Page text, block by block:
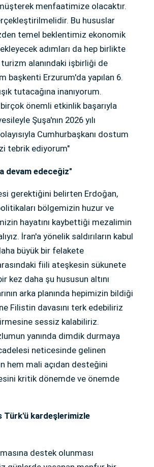
menfaatimize olacaktır.
Bu hususlar
temel beklentimiz ekonomik
adımları da hep birlikte
turizm alanındaki işbirliği de
başkenti Erzurum'da yapılan 6.
tutacağına inanıyorum.
önemli etkinlik başarıyla
Şuşa'nın 2026 yılı
Cumhurbaşkanı dostum
tebrik ediyorum"
devam edeceğiz"
gerektiğini belirten Erdoğan,
bölgemizin huzur ve
hayatını kaybettiği mezalimin
İran'a yönelik saldırıların kabul
büyük bir felakete
fiili ateşkesin sükunete
daha şu hususun altını
arka planında hepimizin bildiği
Filistin davasını terk edebiliriz
sessiz kalabiliriz.
yanında dimdik durmaya
neticesinde gelinen
hem mali açıdan desteğini
kritik dönemde ve önemde
Türk'ü kardeşlerimizle
destek olunması